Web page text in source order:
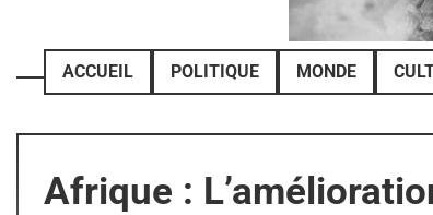
ACCUEIL POLITIQUE MONDE
Afrique :